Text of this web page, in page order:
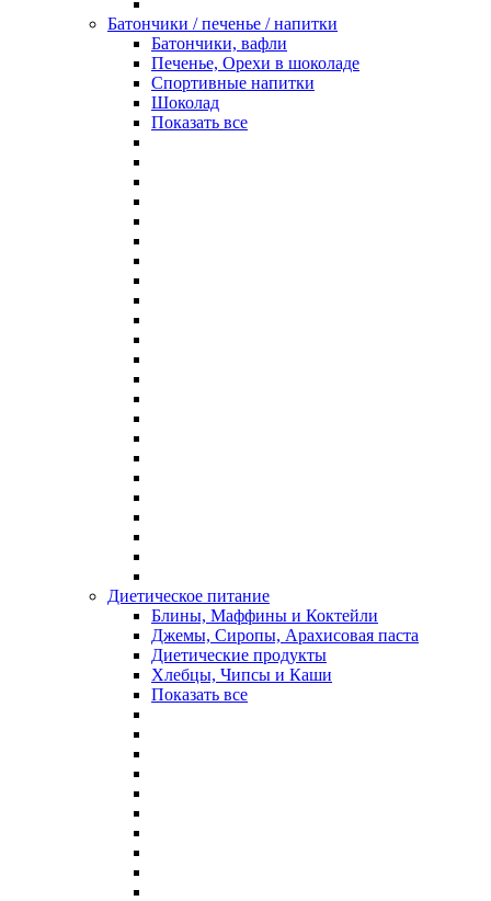
Батончики / печенье / напитки
Батончики, вафли
Печенье, Орехи в шоколаде
Спортивные напитки
Шоколад
Показать все
Диетическое питание
Блины, Маффины и Коктейли
Джемы, Сиропы, Арахисовая паста
Диетические продукты
Хлебцы, Чипсы и Каши
Показать все